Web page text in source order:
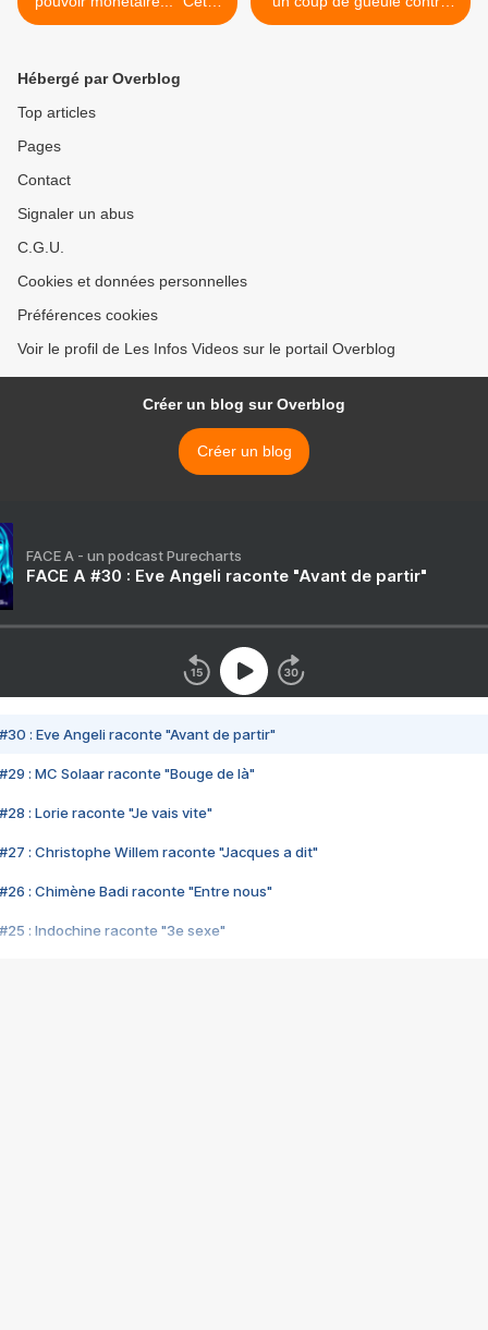
merde doit cesser !" Jacque
«Public» qui la dit enceinte
Hébergé par Overblog
Top articles
Pages
Contact
Signaler un abus
C.G.U.
Cookies et données personnelles
Préférences cookies
Voir le profil de Les Infos Videos sur le portail Overblog
Créer un blog sur Overblog
Créer un blog
FACE A - un podcast Purecharts
FACE A #30 : Eve Angeli raconte "Avant de partir"
#30 : Eve Angeli raconte "Avant de partir"
#29 : MC Solaar raconte "Bouge de là"
#28 : Lorie raconte "Je vais vite"
#27 : Christophe Willem raconte "Jacques a dit"
#26 : Chimène Badi raconte "Entre nous"
#25 : Indochine raconte "3e sexe"